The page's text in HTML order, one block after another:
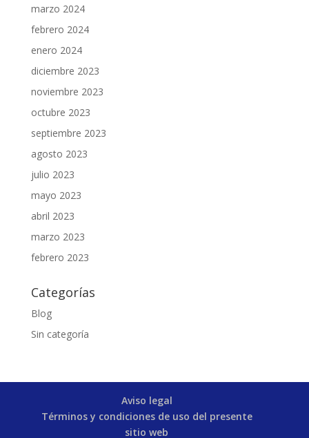
marzo 2024
febrero 2024
enero 2024
diciembre 2023
noviembre 2023
octubre 2023
septiembre 2023
agosto 2023
julio 2023
mayo 2023
abril 2023
marzo 2023
febrero 2023
Categorías
Blog
Sin categoría
Aviso legal
Términos y condiciones de uso del presente
sitio web